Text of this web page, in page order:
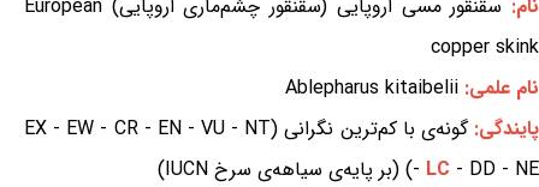
نام:
سقنقور مسی اروپایی (سقنقور چشم‌ماری اروپایی) European
copper skink
نام علمی: Ablepharus kitaibelii
پایندگی:
گونه‌ی با کم‌ترین نگرانی (EX - EW - CR - EN - VU - NT
- LC - DD - NE) (بر پایه‌ی سیاهه‌ی سرخ IUCN)